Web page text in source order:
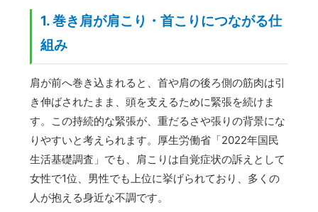
1. 巻き肩が肩こり・首こりにつながる仕
組み
肩が前へ巻き込まれると、首や肩の後ろ側の筋肉は引
き伸ばされたまま、頭を支えるために緊張を続けま
す。この持続的な緊張が、重だるさや張りの背景にな
りやすいと考えられます。厚生労働省「2022年国民
生活基礎調査」でも、肩こりは自覚症状の訴えとして
女性で1位、男性でも上位に挙げられており、多くの
人が抱える身近な不調です。